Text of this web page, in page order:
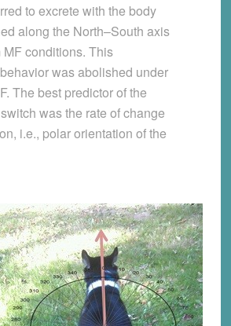
to excrete with the body
along the North–South axis
MF conditions. This
was abolished under
The best predictor of the
was the rate of change
i.e., polar orientation of the